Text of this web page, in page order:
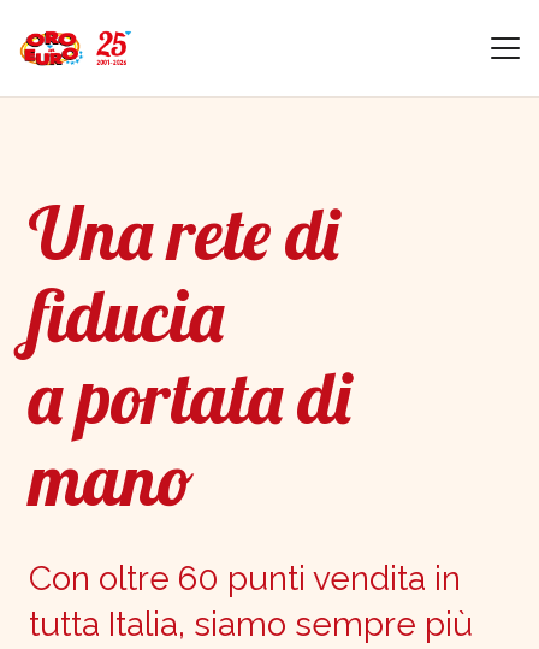
Una rete di
fiducia
a portata di
mano
Con oltre 60 punti vendita in
tutta Italia, siamo sempre più